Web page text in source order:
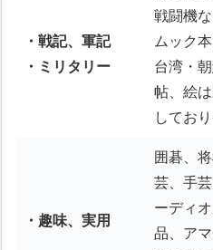
・戦記、軍記
・ミリタリー
戦闘機
ムック
台湾・
帖、絵
しており
・趣味、実用
囲碁、
芸、手
ーディ
品、ア